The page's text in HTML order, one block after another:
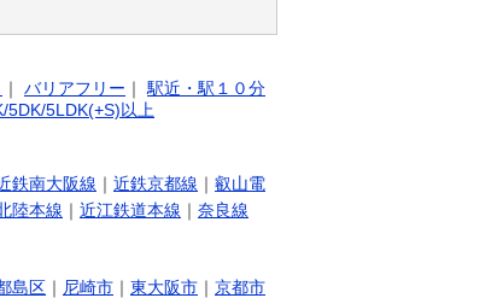
｜ バリアフリー ｜ 駅近・駅１０分
5DK/5LDK(+S)以上
鉄南大阪線 ｜ 近鉄京都線 ｜ 叡山電
陸本線 ｜ 近江鉄道本線 ｜ 奈良線
島区 ｜ 尼崎市 ｜ 東大阪市 ｜ 京都市